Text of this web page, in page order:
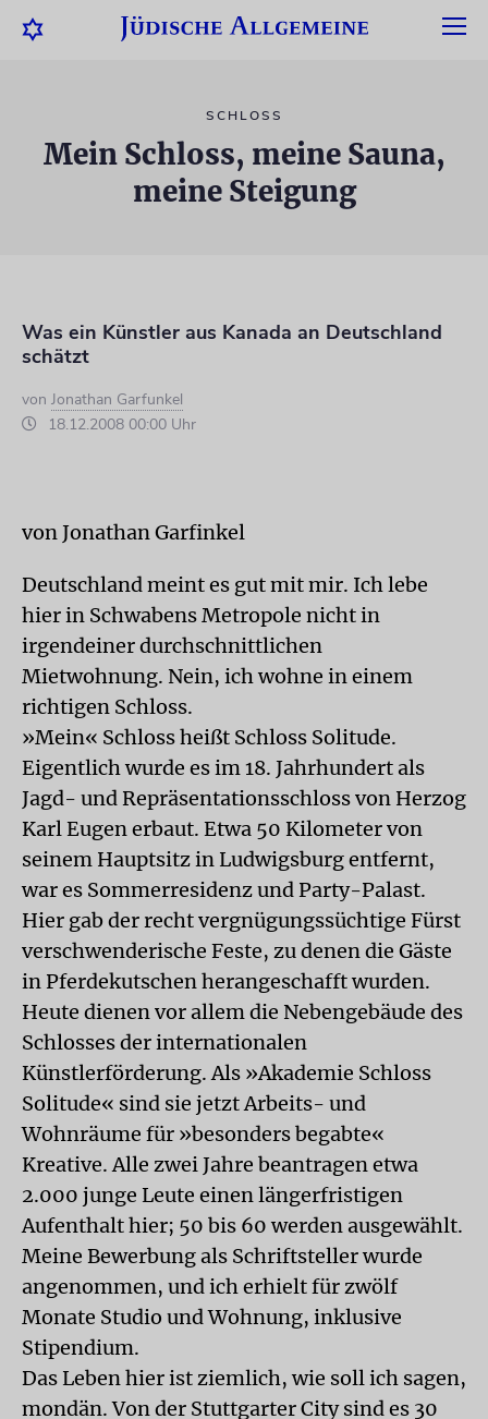
SCHLOSS
Mein Schloss, meine Sauna,
meine Steigung
Was ein Künstler aus Kanada an Deutschland
schätzt
von Jonathan Garfunkel
18.12.2008 00:00 Uhr
von Jonathan Garfinkel
Deutschland meint es gut mit mir. Ich lebe
hier in Schwabens Metropole nicht in
irgendeiner durchschnittlichen
Mietwohnung. Nein, ich wohne in einem
richtigen Schloss.
»Mein« Schloss heißt Schloss Solitude.
Eigentlich wurde es im 18. Jahrhundert als
Jagd- und Repräsentationsschloss von Herzog
Karl Eugen erbaut. Etwa 50 Kilometer von
seinem Hauptsitz in Ludwigsburg entfernt,
war es Sommerresidenz und Party-Palast.
Hier gab der recht vergnügungssüchtige Fürst
verschwenderische Feste, zu denen die Gäste
in Pferdekutschen herangeschafft wurden.
Heute dienen vor allem die Nebengebäude des
Schlosses der internationalen
Künstlerförderung. Als »Akademie Schloss
Solitude« sind sie jetzt Arbeits- und
Wohnräume für »besonders begabte«
Kreative. Alle zwei Jahre beantragen etwa
2.000 junge Leute einen längerfristigen
Aufenthalt hier; 50 bis 60 werden ausgewählt.
Meine Bewerbung als Schriftsteller wurde
angenommen, und ich erhielt für zwölf
Monate Studio und Wohnung, inklusive
Stipendium.
Das Leben hier ist ziemlich, wie soll ich sagen,
mondän. Von der Stuttgarter City sind es 30